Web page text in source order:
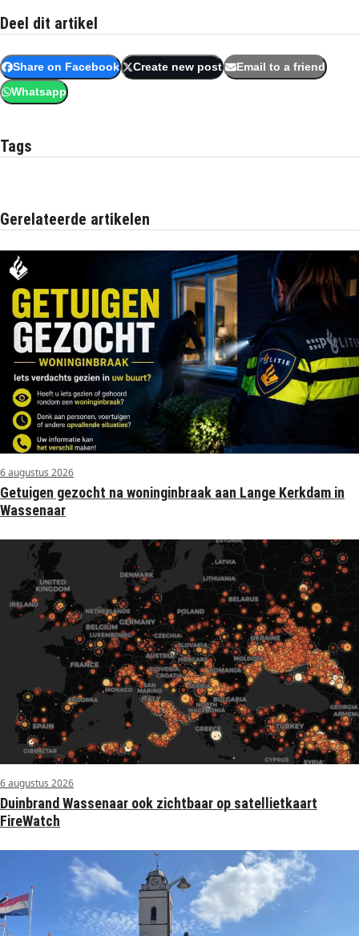
Deel dit artikel
Share on Facebook Create new post Email to a friend
Whatsapp
Tags
Gerelateerde artikelen
6 augustus 2026
Getuigen gezocht na woninginbraak aan Lange Kerkdam in
Wassenaar
6 augustus 2026
Duinbrand Wassenaar ook zichtbaar op satellietkaart
FireWatch